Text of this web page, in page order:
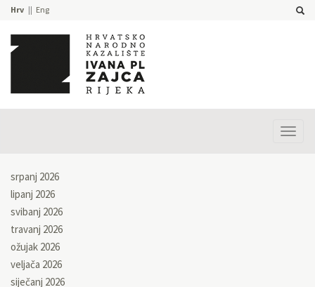
Hrv Eng
srpanj 2026
lipanj 2026
svibanj 2026
travanj 2026
ožujak 2026
veljača 2026
siječanj 2026